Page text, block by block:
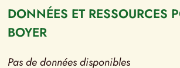
DONNÉES ET RESSOURCES
BOYER
Pas de données disponibles